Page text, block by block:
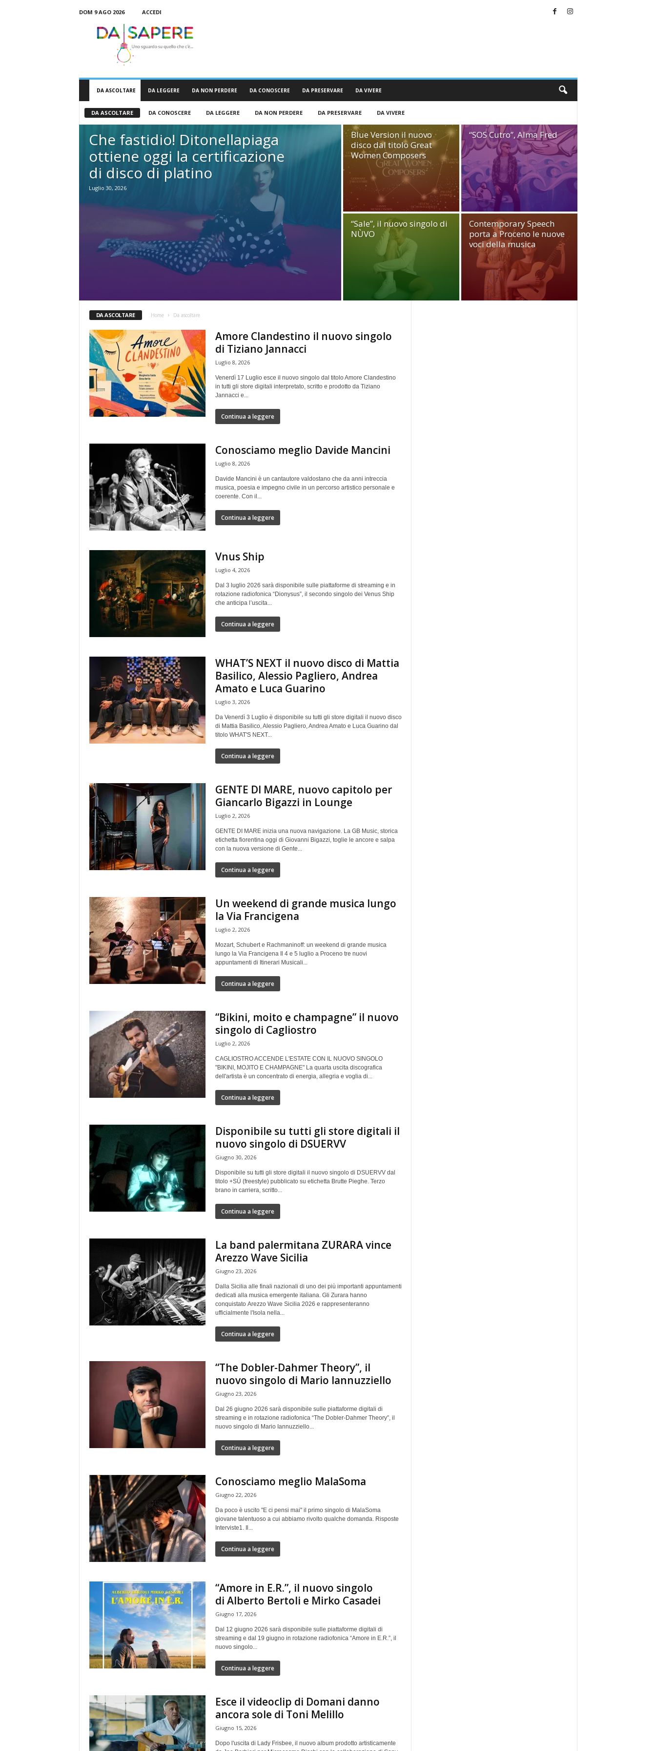
DOM 9 AGO 2026
ACCEDI
DA ASCOLTARE DA LEGGERE DA NON PERDERE DA CONOSCERE DA PRESERVARE DA VIVERE
DA ASCOLTARE DA CONOSCERE DA LEGGERE DA NON PERDERE DA PRESERVARE DA VIVERE
Che fastidio! Ditonellapiaga
ottiene oggi la certificazione
di disco di platino
Luglio 30, 2026
Blue Version il nuovo
disco dal titolo Great
Women Composers
“SOS Cutro”, Alma Fred
“Sale”, il nuovo singolo di
NÙVO
Contemporary Speech
porta a Proceno le nuove
voci della musica
DA ASCOLTARE Home Da ascoltare
Amore Clandestino il nuovo singolo
di Tiziano Jannacci
Luglio 8, 2026
Venerdì 17 Luglio esce il nuovo singolo dal titolo Amore Clandestino
in tutti gli store digitali interpretato, scritto e prodotto da Tiziano
Jannacci e...
Continua a leggere
Conosciamo meglio Davide Mancini
Luglio 8, 2026
Davide Mancini è un cantautore valdostano che da anni intreccia
musica, poesia e impegno civile in un percorso artistico personale e
coerente. Con il...
Continua a leggere
Vnus Ship
Luglio 4, 2026
Dal 3 luglio 2026 sarà disponibile sulle piattaforme di streaming e in
rotazione radiofonica “Dionysus”, il secondo singolo dei Venus Ship
che anticipa l’uscita...
Continua a leggere
WHAT’S NEXT il nuovo disco di Mattia
Basilico, Alessio Pagliero, Andrea
Amato e Luca Guarino
Luglio 3, 2026
Da Venerdì 3 Luglio è disponibile su tutti gli store digitali il nuovo disco
di Mattia Basilico, Alessio Pagliero, Andrea Amato e Luca Guarino dal
titolo WHAT'S NEXT...
Continua a leggere
GENTE DI MARE, nuovo capitolo per
Giancarlo Bigazzi in Lounge
Luglio 2, 2026
GENTE DI MARE inizia una nuova navigazione. La GB Music, storica
etichetta fiorentina oggi di Giovanni Bigazzi, toglie le ancore e salpa
con la nuova versione di Gente...
Continua a leggere
Un weekend di grande musica lungo
la Via Francigena
Luglio 2, 2026
Mozart, Schubert e Rachmaninoff: un weekend di grande musica
lungo la Via Francigena Il 4 e 5 luglio a Proceno tre nuovi
appuntamenti di Itinerari Musicali...
Continua a leggere
“Bikini, moito e champagne” il nuovo
singolo di Cagliostro
Luglio 2, 2026
CAGLIOSTRO ACCENDE L'ESTATE CON IL NUOVO SINGOLO
"BIKINI, MOJITO E CHAMPAGNE" La quarta uscita discografica
dell'artista è un concentrato di energia, allegria e voglia di...
Continua a leggere
Disponibile su tutti gli store digitali il
nuovo singolo di DSUERVV
Giugno 30, 2026
Disponibile su tutti gli store digitali il nuovo singolo di DSUERVV dal
titolo +SÚ (freestyle) pubblicato su etichetta Brutte Pieghe. Terzo
brano in carriera, scritto...
Continua a leggere
La band palermitana ZURARA vince
Arezzo Wave Sicilia
Giugno 23, 2026
Dalla Sicilia alle finali nazionali di uno dei più importanti appuntamenti
dedicati alla musica emergente italiana. Gli Zurara hanno
conquistato Arezzo Wave Sicilia 2026 e rappresenteranno
ufficialmente l'Isola nella...
Continua a leggere
“The Dobler-Dahmer Theory”, il
nuovo singolo di Mario Iannuzziello
Giugno 23, 2026
Dal 26 giugno 2026 sarà disponibile sulle piattaforme digitali di
streaming e in rotazione radiofonica “The Dobler-Dahmer Theory”, il
nuovo singolo di Mario Iannuzziello...
Continua a leggere
Conosciamo meglio MalaSoma
Giugno 22, 2026
Da poco è uscito "E ci pensi mai" il primo singolo di MalaSoma
giovane talentuoso a cui abbiamo rivolto qualche domanda. Risposte
Interviste1. Il...
Continua a leggere
“Amore in E.R.”, il nuovo singolo
di Alberto Bertoli e Mirko Casadei
Giugno 17, 2026
Dal 12 giugno 2026 sarà disponibile sulle piattaforme digitali di
streaming e dal 19 giugno in rotazione radiofonica “Amore in E.R.”, il
nuovo singolo...
Continua a leggere
Esce il videoclip di Domani danno
ancora sole di Toni Melillo
Giugno 15, 2026
Dopo l'uscita di Lady Frisbee, il nuovo album prodotto artisticamente